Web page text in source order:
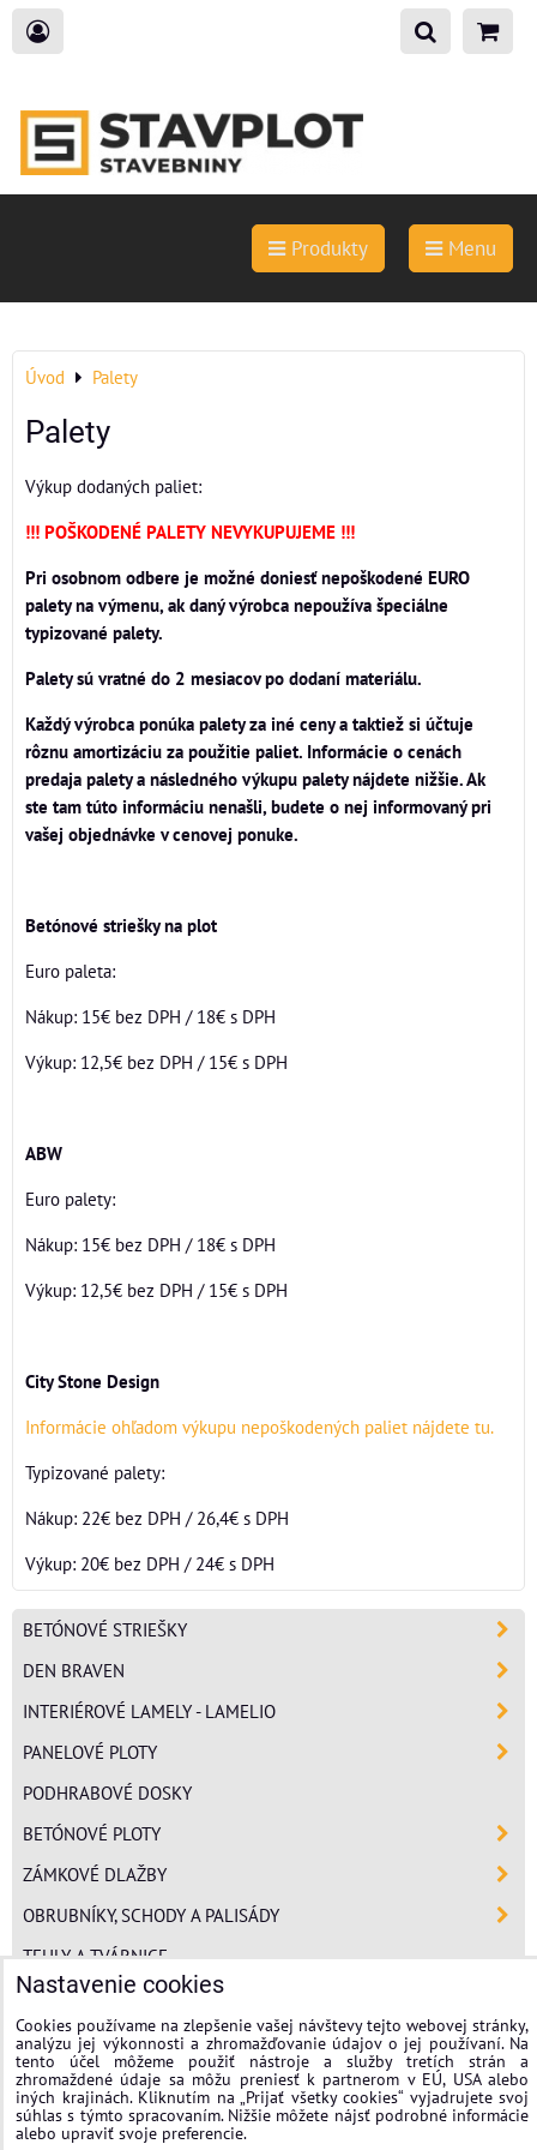
Produkty Menu
Úvod Palety
Palety
Výkup dodaných paliet:
!!! POŠKODENÉ PALETY NEVYKUPUJEME !!!
Pri osobnom odbere je možné doniesť nepoškodené EURO
palety na výmenu, ak daný výrobca nepoužíva špeciálne
typizované palety.
Palety sú vratné do 2 mesiacov po dodaní materiálu.
Každý výrobca ponúka palety za iné ceny a taktiež si účtuje
rôznu amortizáciu za použitie paliet. Informácie o cenách
predaja palety a následného výkupu palety nájdete nižšie. Ak
ste tam túto informáciu nenašli, budete o nej informovaný pri
vašej objednávke v cenovej ponuke.
Betónové striešky na plot
Euro paleta:
Nákup: 15€ bez DPH / 18€ s DPH
Výkup: 12,5€ bez DPH / 15€ s DPH
ABW
Euro palety:
Nákup: 15€ bez DPH / 18€ s DPH
Výkup: 12,5€ bez DPH / 15€ s DPH
City Stone Design
Informácie ohľadom výkupu nepoškodených paliet nájdete tu.
Typizované palety:
Nákup: 22€ bez DPH / 26,4€ s DPH
Výkup: 20€ bez DPH / 24€ s DPH
BETÓNOVÉ STRIEŠKY
DEN BRAVEN
INTERIÉROVÉ LAMELY - LAMELIO
PANELOVÉ PLOTY
PODHRABOVÉ DOSKY
BETÓNOVÉ PLOTY
ZÁMKOVÉ DLAŽBY
OBRUBNÍKY, SCHODY A PALISÁDY
TEHLY A TVÁRNICE
POLYSTYRÉN
MINERÁLNA VLNA
FASÁDNE OMIETKY
stavplotstavebniny
Nastavenie cookies
Cookies používame na zlepšenie vašej návštevy tejto webovej stránky,
analýzu jej výkonnosti a zhromažďovanie údajov o jej používaní. Na
tento účel môžeme použiť nástroje a služby tretích strán a
zhromaždené údaje sa môžu preniesť k partnerom v EÚ, USA alebo
iných krajinách. Kliknutím na „Prijať všetky cookies“ vyjadrujete svoj
súhlas s týmto spracovaním. Nižšie môžete nájsť podrobné informácie
alebo upraviť svoje preferencie.